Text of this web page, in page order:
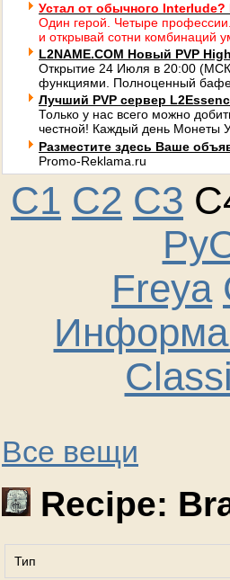
Устал от обычного Interlude?
Один герой. Четыре
и открывай сотни комбинаций
L2NAME.COM Новый PVP
Открытие 24 Июля в 20:00
функциями. Полноценный
Лучший PVP сервер
Только у нас всего можно
честной! Каждый день Монеты
Разместите здесь Ваше
Promo-Reklama.ru
C1 C2 C3
Freya
Все вещи
Recipe:
Тип